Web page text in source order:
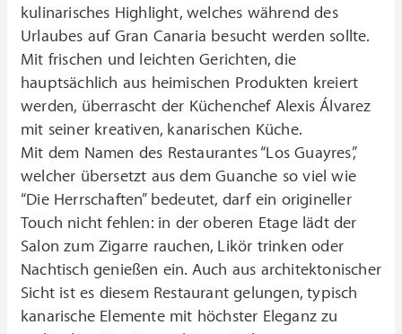
kulinarisches Highlight, welches während des
Urlaubes auf Gran Canaria besucht werden sollte.
Mit frischen und leichten Gerichten, die
hauptsächlich aus heimischen Produkten kreiert
werden, überrascht der Küchenchef Alexis Álvarez
mit seiner kreativen, kanarischen Küche.
Mit dem Namen des Restaurantes “Los Guayres”,
welcher übersetzt aus dem Guanche so viel wie
“Die Herrschaften” bedeutet, darf ein origineller
Touch nicht fehlen: in der oberen Etage lädt der
Salon zum Zigarre rauchen, Likör trinken oder
Nachtisch genießen ein. Auch aus architektonischer
Sicht ist es diesem Restaurant gelungen, typisch
kanarische Elemente mit höchster Eleganz zu